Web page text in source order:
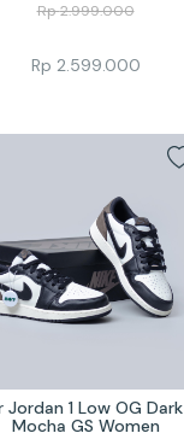
Rp2.999.000
Rp 2.599.000
Jordan 1 Low OG Dark
Mocha GS Women